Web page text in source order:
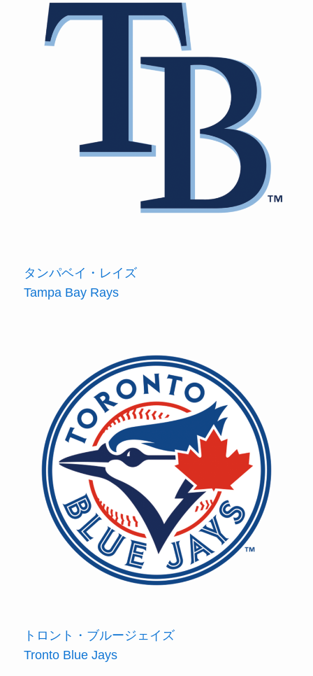
タンパベイ・レイズ
Tampa Bay Rays
トロント・ブルージェイズ
Tronto Blue Jays